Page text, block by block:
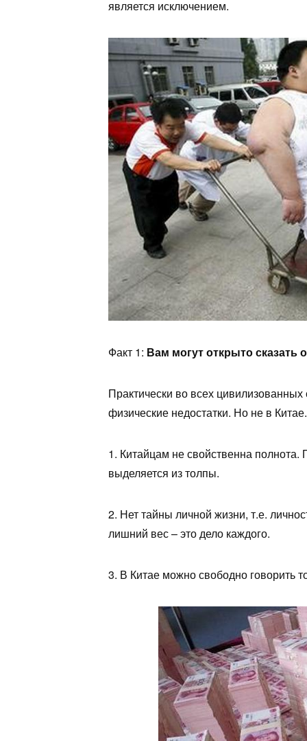
является исключением.
Факт 1: Вам могут открыто
Практически во всех
физические недостатки. Но не в
1. Китайцам не свойственна
выделяется из толпы.
2. Нет тайны личной жизни, т.е.
лишний вес – это дело каждого.
3. В Китае можно свободно говорить